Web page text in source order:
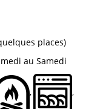
places)
au Samedi